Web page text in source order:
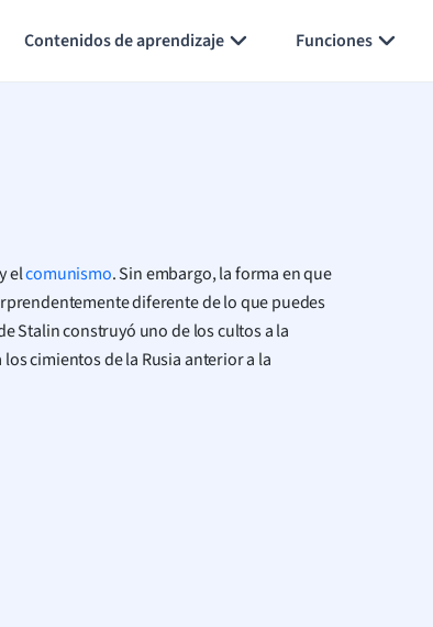
Contenidos de aprendizaje Funciones
elcomunismo. Sin embargo, la forma en que
diferente de lo que puedes
Stalin construyó uno de los cultos a la
cimientos de la Rusia anterior a la